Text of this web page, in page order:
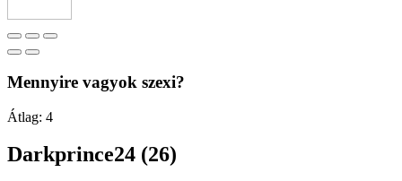
Mennyire vagyok szexi?
Átlag: 4
Darkprince24 (26)